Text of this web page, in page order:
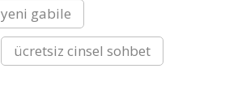
yeni gabile
ücretsiz cinsel sohbet